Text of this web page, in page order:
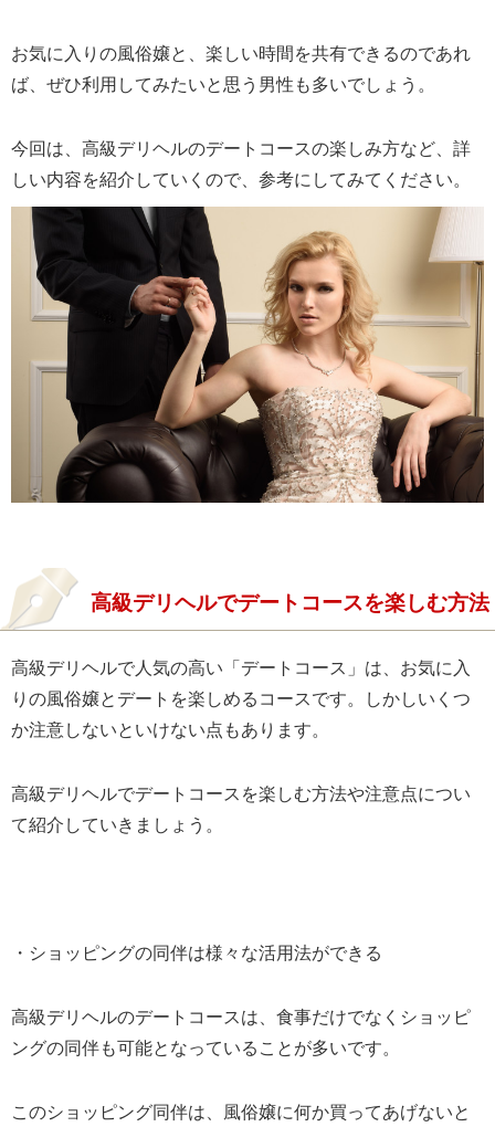
お気に入りの風俗嬢と、楽しい時間を共有できるのであれ
ば、ぜひ利用してみたいと思う男性も多いでしょう。
今回は、高級デリヘルのデートコースの楽しみ方など、詳
しい内容を紹介していくので、参考にしてみてください。
高級デリヘルでデートコースを楽しむ方法
高級デリヘルで人気の高い「デートコース」は、お気に入
りの風俗嬢とデートを楽しめるコースです。しかしいくつ
か注意しないといけない点もあります。
高級デリヘルでデートコースを楽しむ方法や注意点につい
て紹介していきましょう。
・ショッピングの同伴は様々な活用法ができる
高級デリヘルのデートコースは、食事だけでなくショッピ
ングの同伴も可能となっていることが多いです。
このショッピング同伴は、風俗嬢に何か買ってあげないと